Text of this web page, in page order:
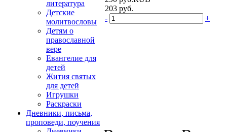
литература
Детские
молитвословы
Детям о
православной
вере
Евангелие для
детей
Жития святых
для детей
Игрушки
Раскраски
Дневники, письма,
проповеди, поучения
203 руб.
-
+